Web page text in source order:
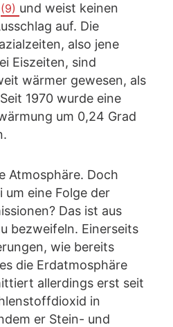
(9) und weist keinen
auf. Die
also jene
Eiszeiten, sind
wärmer gewesen, als
1970 wurde eine
um 0,24 Grad
Atmosphäre. Doch
um eine Folge der
Das ist aus
bezweifeln. Einerseits
wie bereits
die Erdatmosphäre
allerdings erst seit
in
er Stein- und